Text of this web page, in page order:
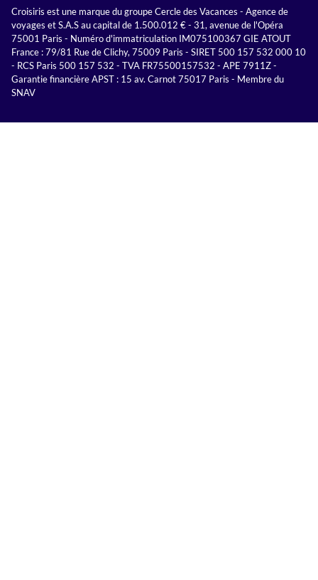
Croisiris est une marque du groupe Cercle des Vacances - Agence de
voyages et S.A.S au capital de 1.500.012 € - 31, avenue de l'Opéra
75001 Paris - Numéro d'immatriculation IM075100367 GIE ATOUT
France : 79/81 Rue de Clichy, 75009 Paris - SIRET 500 157 532 000 10
- RCS Paris 500 157 532 - TVA FR75500157532 - APE 7911Z -
Garantie financière APST : 15 av. Carnot 75017 Paris - Membre du
SNAV